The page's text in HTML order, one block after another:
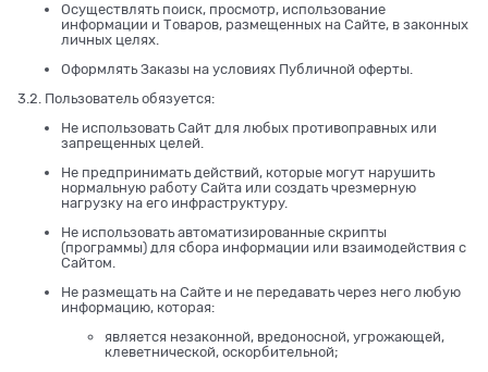
Осуществлять поиск, просмотр, использование
информации и Товаров, размещенных на Сайте, в законных
личных целях.
Оформлять Заказы на условиях Публичной оферты.
3.2. Пользователь обязуется:
Не использовать Сайт для любых противоправных или
запрещенных целей.
Не предпринимать действий, которые могут нарушить
нормальную работу Сайта или создать чрезмерную
нагрузку на его инфраструктуру.
Не использовать автоматизированные скрипты
(программы) для сбора информации или взаимодействия с
Сайтом.
Не размещать на Сайте и не передавать через него любую
информацию, которая:
является незаконной, вредоносной, угрожающей,
клеветнической, оскорбительной;